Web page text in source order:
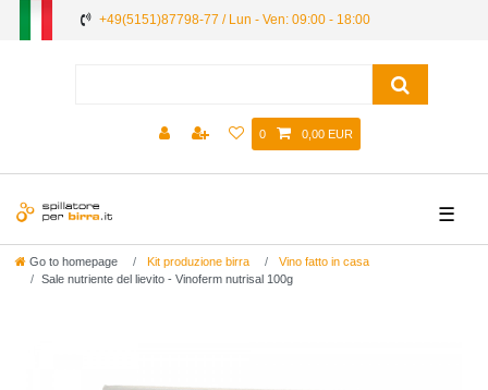
+49(5151)87798-77 / Lun - Ven: 09:00 - 18:00
0 0,00 EUR
☰
Go to homepage Kit produzione birra
Vino fatto in casa
Sale nutriente del lievito - Vinoferm nutrisal 100g